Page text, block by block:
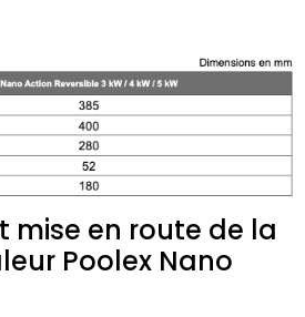
mise en route de la
Poolex Nano